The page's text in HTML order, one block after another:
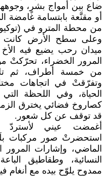
ضاع بين أمواج بشرٍ،
أو مقنَّعة بابتسامة غامضة
من محطة المترو في
وعلى سطح الأرض كانت
ميدان رحب يضيع فيه
المرور الخضراء،
من خمسة أطراف، ثم
وتفرّقتْ في اتجاهات
الحياة، وفي اللحظة
كصاروخ فضائي يخترق
قد توقف عن كل شعور.
أغمضت عيني لأستردّ
استحضرتْ صور مركبات
الماضي، وإشارات المرور
النسائية، وطقاطيق
ممدوح يلوّح بيده مع أنغام